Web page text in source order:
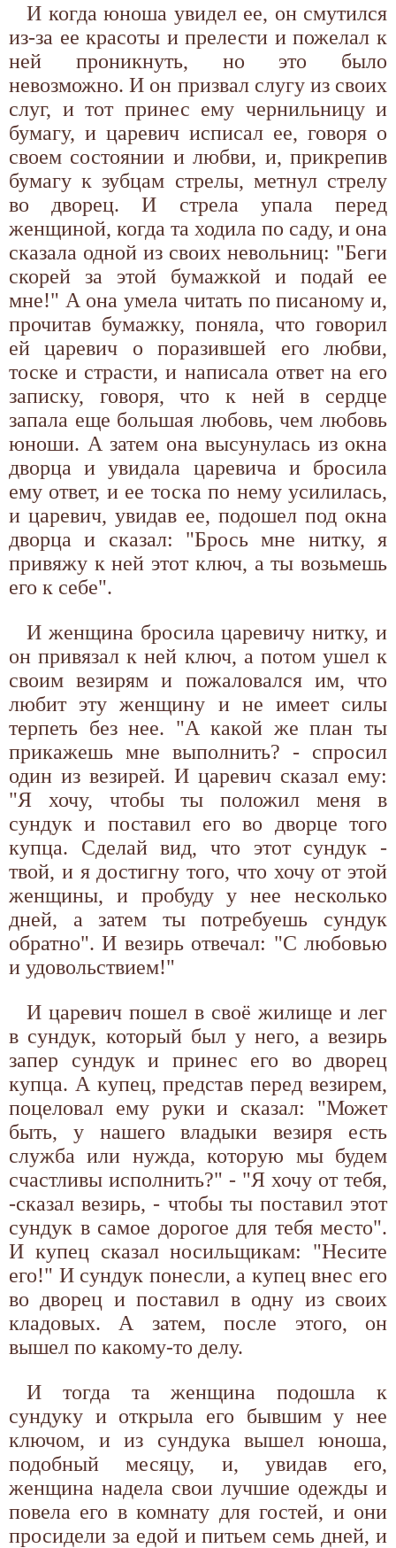
И когда юноша увидел ее, он смутился
из-за ее красоты и прелести и пожелал к
ней проникнуть, но это было
невозможно. И он призвал слугу из своих
слуг, и тот принес ему чернильницу и
бумагу, и царевич исписал ее, говоря о
своем состоянии и любви, и, прикрепив
бумагу к зубцам стрелы, метнул стрелу
во дворец. И стрела упала перед
женщиной, когда та ходила по саду, и она
сказала одной из своих невольниц: "Беги
скорей за этой бумажкой и подай ее
мне!" А она умела читать по писаному и,
прочитав бумажку, поняла, что говорил
ей царевич о поразившей его любви,
тоске и страсти, и написала ответ на его
записку, говоря, что к ней в сердце
запала еще большая любовь, чем любовь
юноши. А затем она высунулась из окна
дворца и увидала царевича и бросила
ему ответ, и ее тоска по нему усилилась,
и царевич, увидав ее, подошел под окна
дворца и сказал: "Брось мне нитку, я
привяжу к ней этот ключ, а ты возьмешь
его к себе".
И женщина бросила царевичу нитку, и
он привязал к ней ключ, а потом ушел к
своим везирям и пожаловался им, что
любит эту женщину и не имеет силы
терпеть без нее. "А какой же план ты
прикажешь мне выполнить? - спросил
один из везирей. И царевич сказал ему:
"Я хочу, чтобы ты положил меня в
сундук и поставил его во дворце того
купца. Сделай вид, что этот сундук -
твой, и я достигну того, что хочу от этой
женщины, и пробуду у нее несколько
дней, а затем ты потребуешь сундук
обратно". И везирь отвечал: "С любовью
и удовольствием!"
И царевич пошел в своё жилище и лег
в сундук, который был у него, а везирь
запер сундук и принес его во дворец
купца. А купец, представ перед везирем,
поцеловал ему руки и сказал: "Может
быть, у нашего владыки везиря есть
служба или нужда, которую мы будем
счастливы исполнить?" - "Я хочу от тебя,
-сказал везирь, - чтобы ты поставил этот
сундук в самое дорогое для тебя место".
И купец сказал носильщикам: "Несите
его!" И сундук понесли, а купец внес его
во дворец и поставил в одну из своих
кладовых. А затем, после этого, он
вышел по какому-то делу.
И тогда та женщина подошла к
сундуку и открыла его бывшим у нее
ключом, и из сундука вышел юноша,
подобный месяцу, и, увидав его,
женщина надела свои лучшие одежды и
повела его в комнату для гостей, и они
просидели за едой и питьем семь дней, и